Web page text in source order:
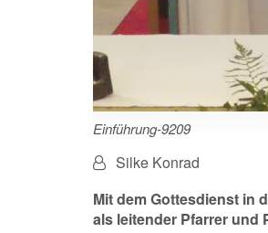
Einführung-9209
Von:Silke Konrad
Mit dem Gottesdienst in
als leitender Pfarrer und